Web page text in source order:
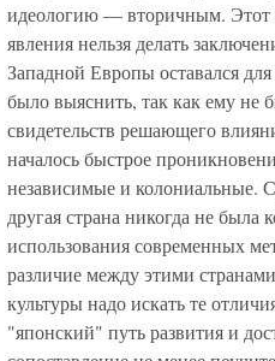
идеологию — вторичным. Этот
явле­ния нельзя делать
Западной Европы оставался
было выяснить, так как ему
свидетельств решающего
началось быстрое
независимые и колониальные.
другая страна никогда не
использования современных
различие между этими
культуры надо искать те
"японский" путь развития и